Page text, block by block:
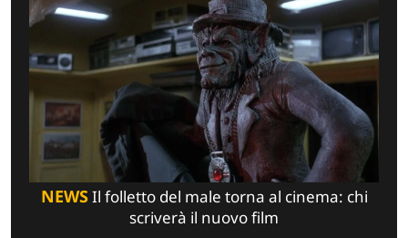
NEWSIl folletto del male torna al cinema: chi
scriverà il nuovo film